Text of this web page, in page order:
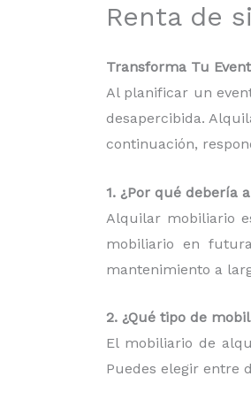
Renta de
Transforma Tu
Al planificar un
desapercibida.
continuación,
1. ¿Por qué debería
Alquilar mobiliario
mobiliario en
mantenimiento a
2. ¿Qué tipo de
El mobiliario de
Puedes elegir entre